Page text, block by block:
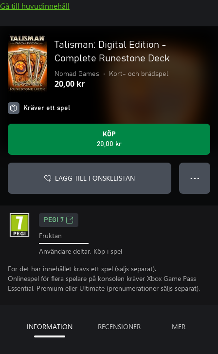
Gå till huvudinnehåll
Talisman: Digital Edition -
Complete Runestone Deck
Nomad Games • Kort- och brädspel
20,00 kr
Kräver ett spel
KÖP
20,00 kr
LÄGG TILL I ÖNSKELISTAN ● ● ●
PEGI 7
Fruktan
Användare deltar, Köp i spel
För det här innehållet krävs ett spel (säljs separat).
Onlinespel för flera spelare på konsolen kräver Xbox Game Pass
Essential, Premium eller Ultimate (prenumerationer säljs separat).
INFORMATION RECENSIONER MER